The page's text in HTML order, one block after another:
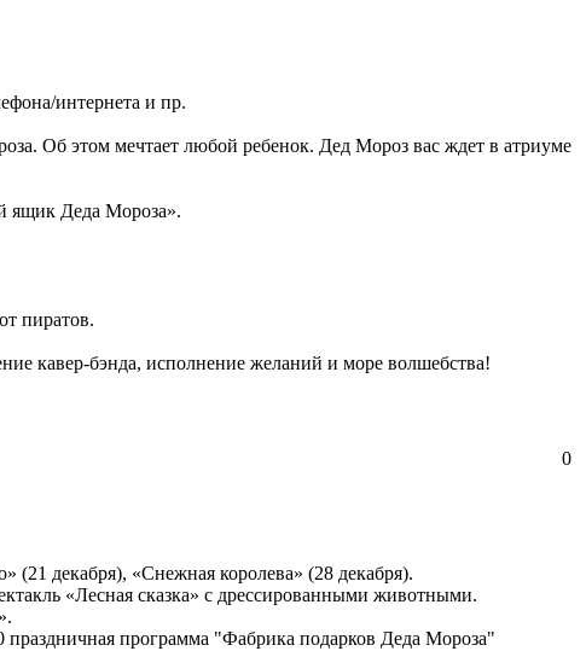
интернета и пр.
Об этом мечтает любой ребенок. Дед Мороз вас ждет в атриуме
ящик Деда Мороза».
пиратов.
кавер-бэнда, исполнение желаний и море волшебства!
0
(21 декабря), «Снежная королева» (28 декабря).
«Лесная сказка» с дрессированными животными.
программа "Фабрика подарков Деда Мороза"